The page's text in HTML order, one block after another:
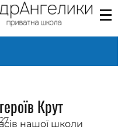
Крут
нашої школи